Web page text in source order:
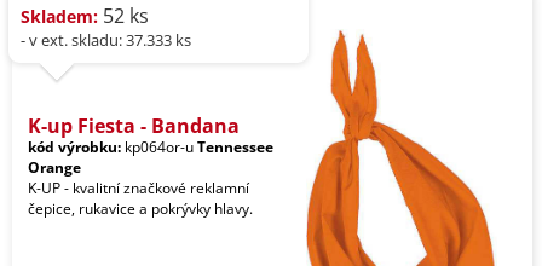
Skladem: 52 ks
- v ext. skladu: 37.333 ks
K-up Fiesta - Bandana
kód výrobku: kp064or-uTennessee
Orange
K-UP - kvalitní značkové reklamní
čepice, rukavice a pokrývky hlavy.